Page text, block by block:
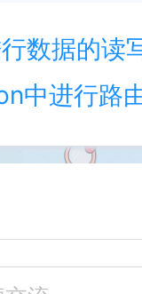
数据的读
中进行路